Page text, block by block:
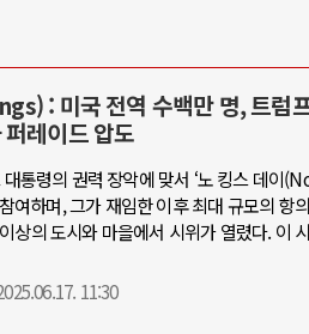
: 미국 전역 수백만 명, 트럼
레이드 압도
통령의 권력 장악에 맞서 ‘노 킹스 데이
여하며, 그가 재임한 이후 최대 규모의 항
상의 도시와 마을에서 시위가 열렸다. 이
11:30